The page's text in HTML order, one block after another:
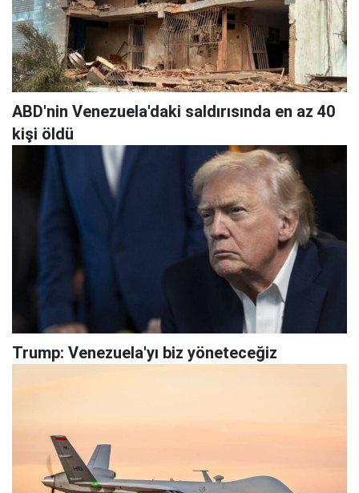
ABD'nin Venezuela'daki saldırısında en az 40
kişi öldü
Trump: Venezuela'yı biz yöneteceğiz